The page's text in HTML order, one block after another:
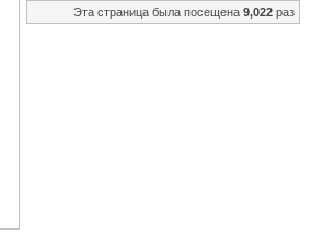
Эта страница была посещена 9,022 раз